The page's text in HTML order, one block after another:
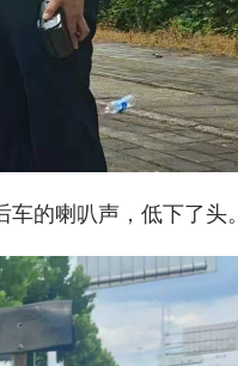
的喇叭声，低下了头。